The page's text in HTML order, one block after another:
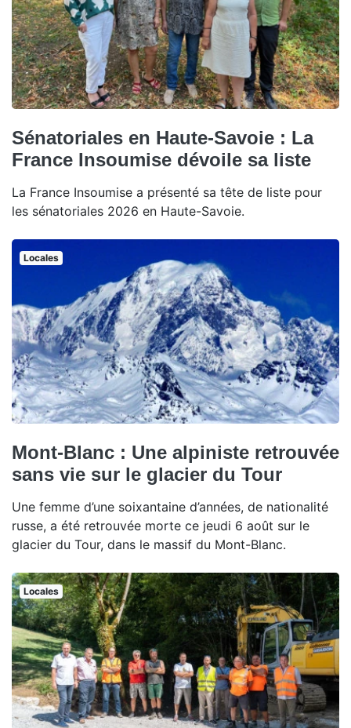
Sénatoriales en Haute-Savoie : La
France Insoumise dévoile sa liste
La France Insoumise a présenté sa tête de liste pour
les sénatoriales 2026 en Haute-Savoie.
Locales
Mont-Blanc : Une alpiniste retrouvée
sans vie sur le glacier du Tour
Une femme d’une soixantaine d’années, de nationalité
russe, a été retrouvée morte ce jeudi 6 août sur le
glacier du Tour, dans le massif du Mont-Blanc.
Locales